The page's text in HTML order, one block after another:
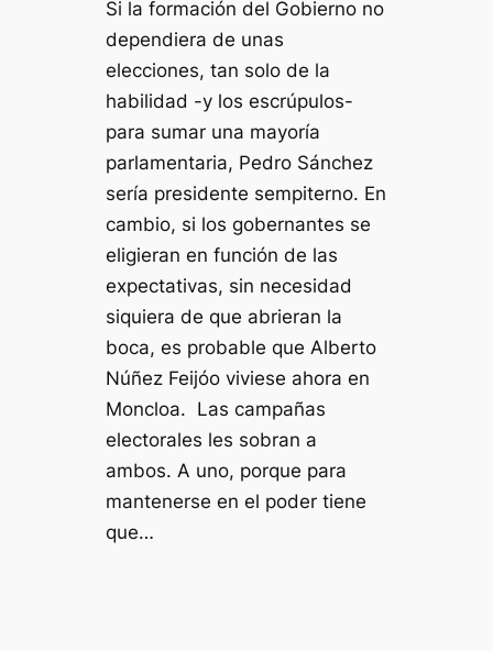
Si la formación del Gobierno no
dependiera de unas
elecciones, tan solo de la
habilidad -y los escrúpulos-
para sumar una mayoría
parlamentaria, Pedro Sánchez
sería presidente sempiterno. En
cambio, si los gobernantes se
eligieran en función de las
expectativas, sin necesidad
siquiera de que abrieran la
boca, es probable que Alberto
Núñez Feijóo viviese ahora en
Moncloa. Las campañas
electorales les sobran a
ambos. A uno, porque para
mantenerse en el poder tiene
que…